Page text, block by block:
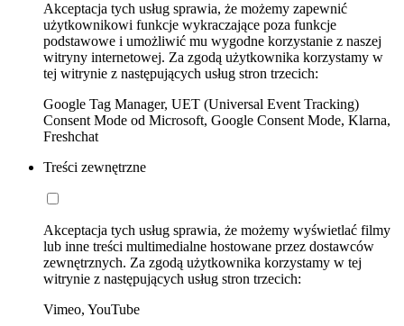
Akceptacja tych usług sprawia, że możemy zapewnić
użytkownikowi funkcje wykraczające poza funkcje
podstawowe i umożliwić mu wygodne korzystanie z naszej
witryny internetowej. Za zgodą użytkownika korzystamy w
tej witrynie z następujących usług stron trzecich:
Google Tag Manager, UET (Universal Event Tracking)
Consent Mode od Microsoft, Google Consent Mode, Klarna,
Freshchat
Treści zewnętrzne
Akceptacja tych usług sprawia, że możemy wyświetlać filmy
lub inne treści multimedialne hostowane przez dostawców
zewnętrznych. Za zgodą użytkownika korzystamy w tej
witrynie z następujących usług stron trzecich:
Vimeo, YouTube